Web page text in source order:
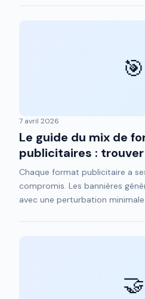
🎯
7 avril 2026
Le guide du mix de
publicitaires :
Chaque format publicitaire a
compromis. Les bannières
avec une perturbation minimale
🤝